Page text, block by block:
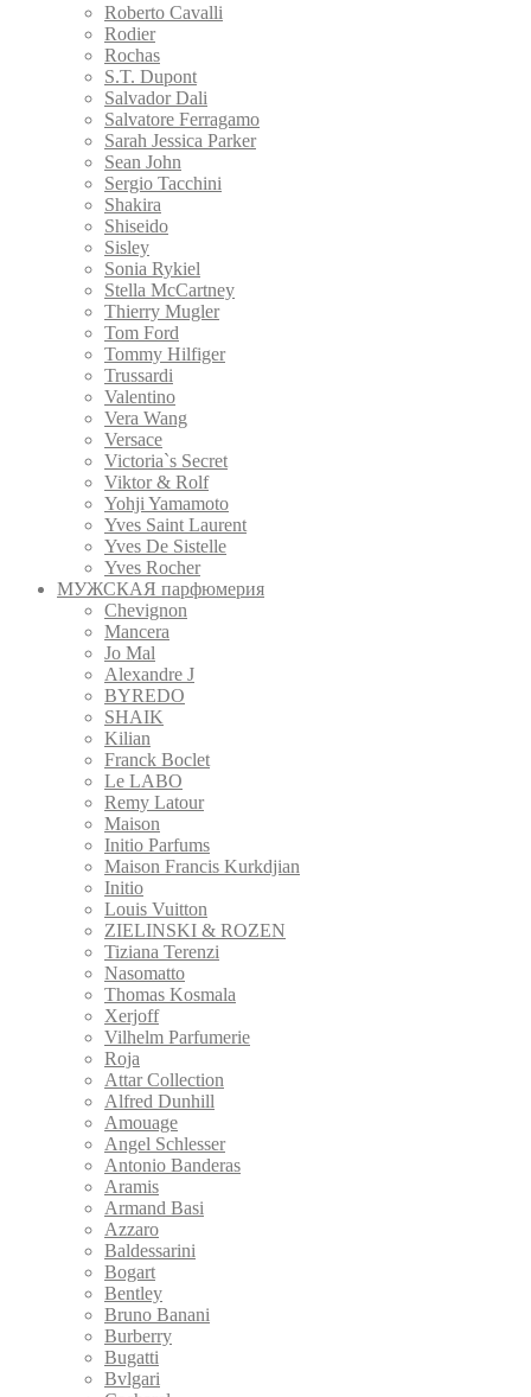
Roberto Cavalli
Rodier
Rochas
S.T. Dupont
Salvador Dali
Salvatore Ferragamo
Sarah Jessica Parker
Sean John
Sergio Tacchini
Shakira
Shiseido
Sisley
Sonia Rykiel
Stella McCartney
Thierry Mugler
Tom Ford
Tommy Hilfiger
Trussardi
Valentino
Vera Wang
Versace
Victoria`s Secret
Viktor & Rolf
Yohji Yamamoto
Yves Saint Laurent
Yves De Sistelle
Yves Rocher
МУЖСКАЯ парфюмерия
Chevignon
Mancera
Jo Mal
Alexandre J
BYREDO
SHAIK
Kilian
Franck Boclet
Le LABO
Remy Latour
Maison
Initio Parfums
Maison Francis Kurkdjian
Initio
Louis Vuitton
ZIELINSKI & ROZEN
Tiziana Terenzi
Nasomatto
Thomas Kosmala
Xerjoff
Vilhelm Parfumerie
Roja
Attar Collection
Alfred Dunhill
Amouage
Angel Schlesser
Antonio Banderas
Aramis
Armand Basi
Azzaro
Baldessarini
Bogart
Bentley
Bruno Banani
Burberry
Bugatti
Bvlgari